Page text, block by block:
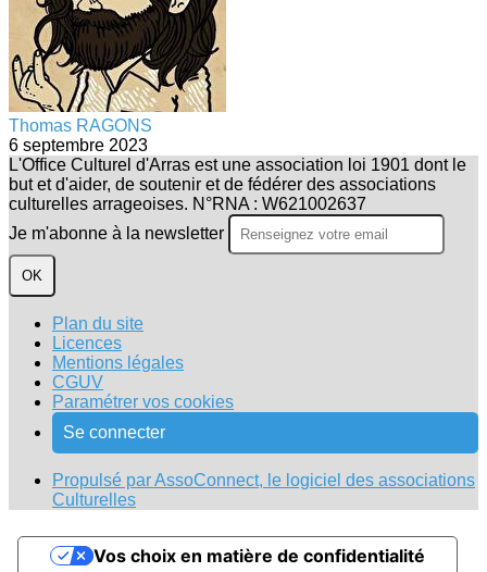
Thomas RAGONS
6 septembre 2023
L'Office Culturel d'Arras est une association loi 1901 dont le
but et d'aider, de soutenir et de fédérer des associations
culturelles arrageoises. N°RNA : W621002637
Je m'abonne à la newsletter
OK
Plan du site
Licences
Mentions légales
CGUV
Paramétrer vos cookies
Se connecter
Propulsé par AssoConnect, le logiciel des associations
Culturelles
Vos choix en matière de confidentialité